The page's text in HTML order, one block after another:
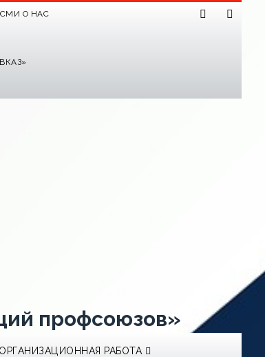
СМИ О НАС
профсоюзов»
ОРГАНИЗАЦИОННАЯ РАБОТА